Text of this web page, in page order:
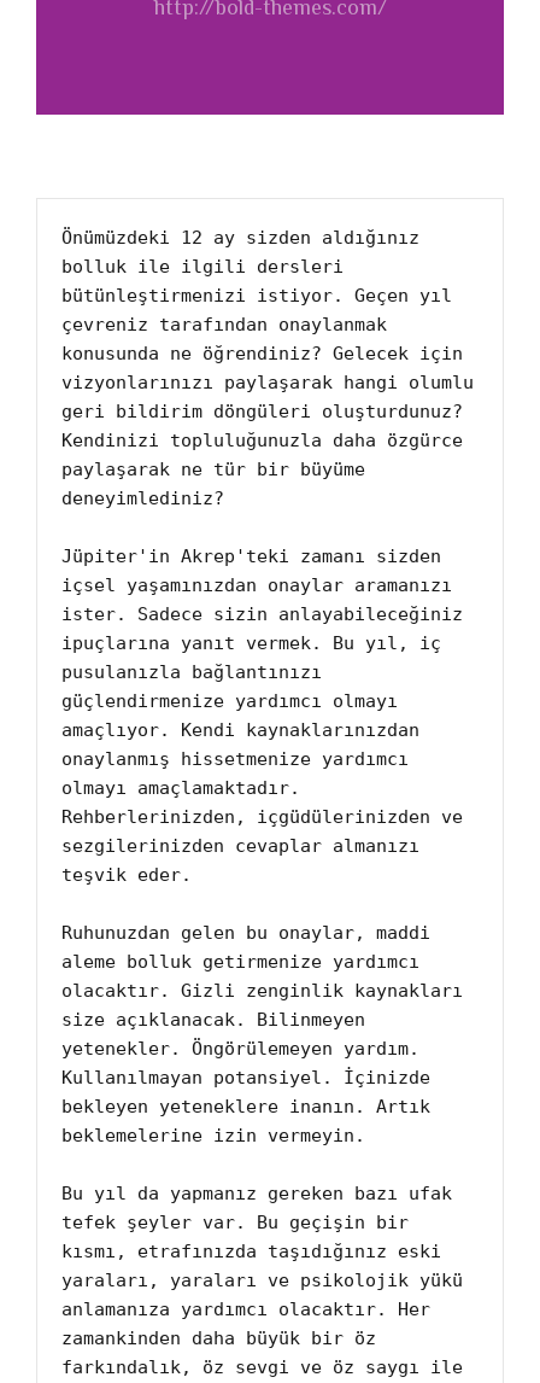
http://bold-themes.com/
Önümüzdeki 12 ay sizden aldığınız
bolluk ile ilgili dersleri
bütünleştirmenizi istiyor. Geçen yıl
çevreniz tarafından onaylanmak
konusunda ne öğrendiniz? Gelecek için
vizyonlarınızı paylaşarak hangi olumlu
geri bildirim döngüleri oluşturdunuz?
Kendinizi topluluğunuzla daha özgürce
paylaşarak ne tür bir büyüme
deneyimlediniz?
Jüpiter'in Akrep'teki zamanı sizden
içsel yaşamınızdan onaylar aramanızı
ister. Sadece sizin anlayabileceğiniz
ipuçlarına yanıt vermek. Bu yıl, iç
pusulanızla bağlantınızı
güçlendirmenize yardımcı olmayı
amaçlıyor. Kendi kaynaklarınızdan
onaylanmış hissetmenize yardımcı
olmayı amaçlamaktadır.
Rehberlerinizden, içgüdülerinizden ve
sezgilerinizden cevaplar almanızı
teşvik eder.
Ruhunuzdan gelen bu onaylar, maddi
aleme bolluk getirmenize yardımcı
olacaktır. Gizli zenginlik kaynakları
size açıklanacak. Bilinmeyen
yetenekler. Öngörülemeyen yardım.
Kullanılmayan potansiyel. İçinizde
bekleyen yeteneklere inanın. Artık
beklemelerine izin vermeyin.
Bu yıl da yapmanız gereken bazı ufak
tefek şeyler var. Bu geçişin bir
kısmı, etrafınızda taşıdığınız eski
yaraları, yaraları ve psikolojik yükü
anlamanıza yardımcı olacaktır. Her
zamankinden daha büyük bir öz
farkındalık, öz sevgi ve öz saygı ile